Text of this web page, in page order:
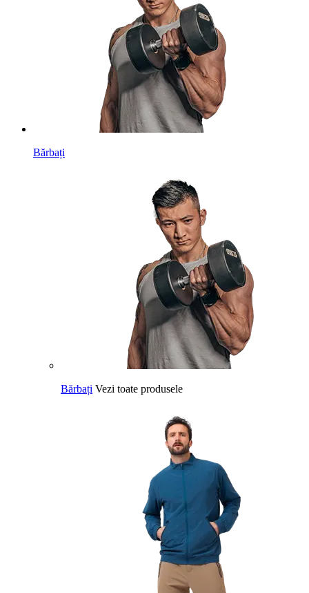
Bărbați
Bărbați Vezi toate produsele